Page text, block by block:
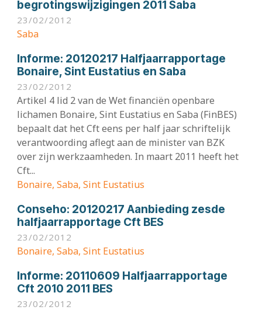
begrotingswijzigingen 2011 Saba
23/02/2012
Saba
Informe: 20120217 Halfjaarrapportage
Bonaire, Sint Eustatius en Saba
23/02/2012
Artikel 4 lid 2 van de Wet financiën openbare
lichamen Bonaire, Sint Eustatius en Saba (FinBES)
bepaalt dat het Cft eens per half jaar schriftelijk
verantwoording aflegt aan de minister van BZK
over zijn werkzaamheden. In maart 2011 heeft het
Cft...
Bonaire, Saba, Sint Eustatius
Conseho: 20120217 Aanbieding zesde
halfjaarrapportage Cft BES
23/02/2012
Bonaire, Saba, Sint Eustatius
Informe: 20110609 Halfjaarrapportage
Cft 2010 2011 BES
23/02/2012